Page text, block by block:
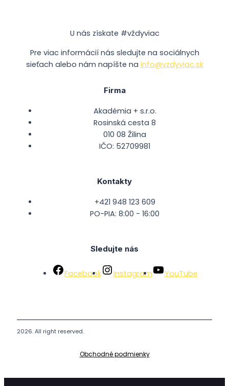
U nás získate #vždyviac
Pre viac informácií nás sledujte na sociálnych
sieťach alebo nám napíšte na info@vzdyviac.sk
Firma
Akadémia + s.r.o.
Rosinská cesta 8
010 08 Žilina
IČO: 52709981
Kontakty
+421 948 123 609
PO-PIA: 8:00 - 16:00
Sledujte nás
Facebook Instagram YouTube
2026. All right reserved.
Obchodné podmienky